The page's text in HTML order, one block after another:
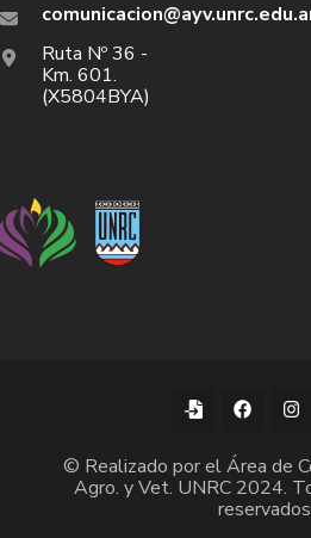
Ruta Nº 36 -
Km. 601.
(X5804BYA)
© Realizado por el Área de
Agro. y Vet. UNRC 2024.